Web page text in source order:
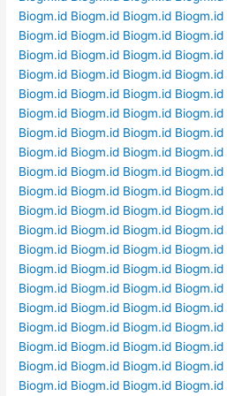
Biogm.id Biogm.id Biogm.id Biogm.id
Biogm.id Biogm.id Biogm.id Biogm.id
Biogm.id Biogm.id Biogm.id Biogm.id
Biogm.id Biogm.id Biogm.id Biogm.id
Biogm.id Biogm.id Biogm.id Biogm.id
Biogm.id Biogm.id Biogm.id Biogm.id
Biogm.id Biogm.id Biogm.id Biogm.id
Biogm.id Biogm.id Biogm.id Biogm.id
Biogm.id Biogm.id Biogm.id Biogm.id
Biogm.id Biogm.id Biogm.id Biogm.id
Biogm.id Biogm.id Biogm.id Biogm.id
Biogm.id Biogm.id Biogm.id Biogm.id
Biogm.id Biogm.id Biogm.id Biogm.id
Biogm.id Biogm.id Biogm.id Biogm.id
Biogm.id Biogm.id Biogm.id Biogm.id
Biogm.id Biogm.id Biogm.id Biogm.id
Biogm.id Biogm.id Biogm.id Biogm.id
Biogm.id Biogm.id Biogm.id Biogm.id
Biogm.id Biogm.id Biogm.id Biogm.id
Biogm.id Biogm.id Biogm.id Biogm.id